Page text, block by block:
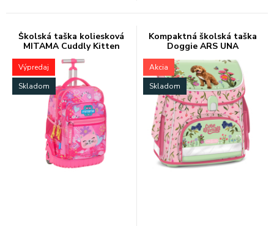
Školská taška koliesková
MITAMA Cuddly Kitten
Výpredaj
Skladom
Kompaktná školská taška
Doggie ARS UNA
Akcia
Skladom